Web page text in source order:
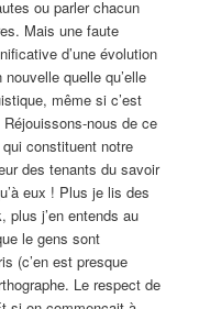
ou parler chacun
Mais une faute
d’une évolution
quelle qu’elle
même si c’est
Réjouissons-nous de ce
qui constituent notre
des tenants du savoir
eux ! Plus je lis des
plus j’en entends au
le gens sont
(c’en est presque
Le respect de